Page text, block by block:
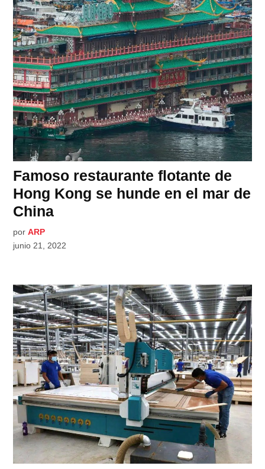
Famoso restaurante flotante de
Hong Kong se hunde en el mar de
China
por ARP
junio 21, 2022